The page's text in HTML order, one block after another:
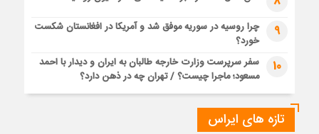
9
چرا روسیه در سوریه موفق شد و آمریکا در افغانستان شکست
خورد؟
10
سفر سرپرست وزارت خارجه طالبان به ایران و دیدار با احمد
مسعود؛ ماجرا چیست؟ / تهران چه در ذهن دارد؟
تازه های ایراس